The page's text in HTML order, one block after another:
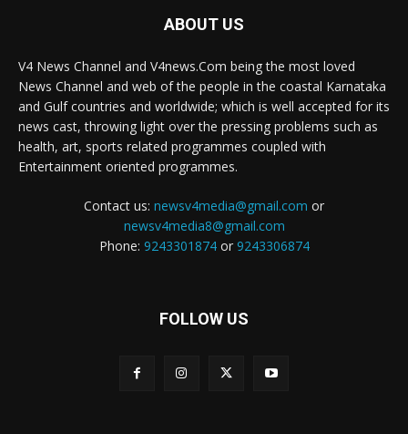
ABOUT US
V4 News Channel and V4news.Com being the most loved
News Channel and web of the people in the coastal Karnataka
and Gulf countries and worldwide; which is well accepted for its
news cast, throwing light over the pressing problems such as
health, art, sports related programmes coupled with
Entertainment oriented programmes.
Contact us: newsv4media@gmail.com or
newsv4media8@gmail.com
Phone: 9243301874or 9243306874
FOLLOW US